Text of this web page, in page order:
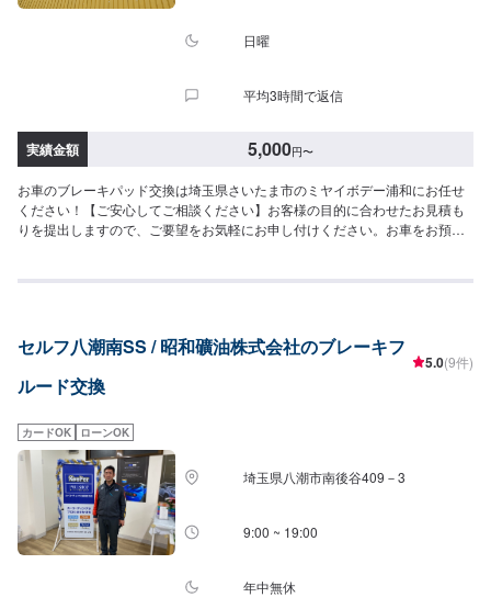
日曜
平均3時間で返信
実績金額 5,000円〜
お車のブレーキパッド交換は埼玉県さいたま市のミヤイボデー浦和にお任せ
ください！【ご安心してご相談ください】お客様の目的に合わせたお見積も
りを提出しますので、ご要望をお気軽にお申し付けください。お車をお預か
お車のことでご不明な点や、不安な点はしっかり伺い、丁寧に説明させてい
【5】修理終了・お支払い【6】アフターサポート【代車について】作業中に
お車が必要なお客様には、代車をお出しすることもできますので事前にご相
談ください。代車は、ご希望の車種がお選びいただけ、ほぼすべてにETC、
す。【定休日・営業時間】定休日：不定休日曜日はお問い合わせください。
営業時間：9:00~18:00
セルフ八潮南SS / 昭和礦油株式会社のブレーキフ
ルード交換
5.0(9件)
カードOK ローンOK
埼玉県八潮市南後谷409－3
9:00 ~ 19:00
年中無休